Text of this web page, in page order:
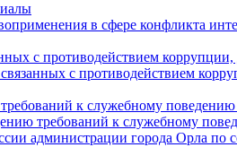
в сфере конфликта
с противодействием коррупции,
с противодействием
к служебному
требований к служебному
администрации города Орла по